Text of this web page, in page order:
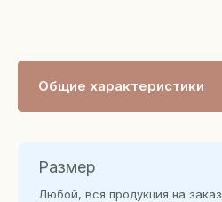
Общие характеристики
Размер
Любой, вся продукция на заказ